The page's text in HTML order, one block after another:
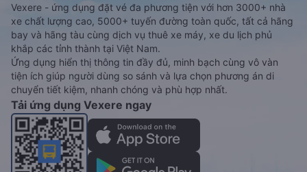
Vexere - ứng dụng đặt vé đa phương tiện với hơn 3000+ nhà
xe chất lượng cao, 5000+ tuyến đường toàn quốc, tất cả hãng
bay và hãng tàu cùng dịch vụ thuê xe máy, xe du lịch phủ
khắp các tỉnh thành tại Việt Nam.
Ứng dụng hiển thị thông tin đầy đủ, minh bạch cùng vô vàn
tiện ích giúp người dùng so sánh và lựa chọn phương án di
chuyển tiết kiệm, nhanh chóng và phù hợp nhất.
Tải ứng dụng Vexere ngay